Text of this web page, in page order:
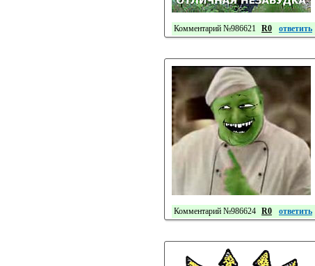
Комментарий №986621 R0 ответить
Комментарий №986624 R0 ответить